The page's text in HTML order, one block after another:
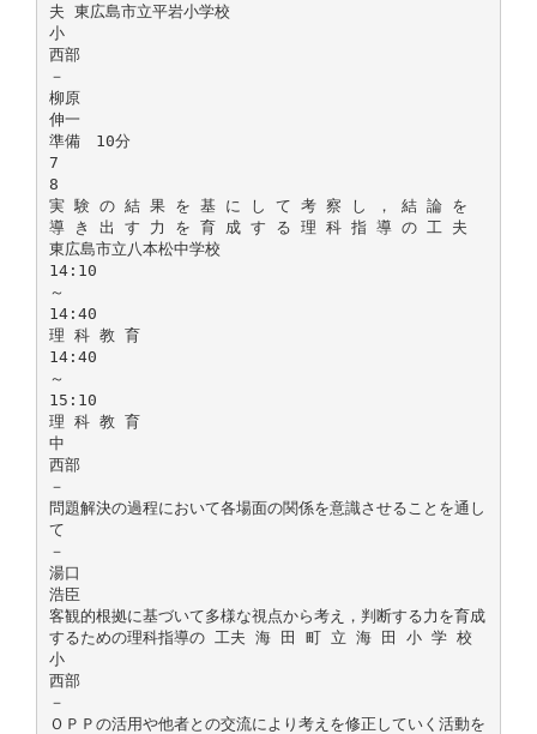
夫 東広島市立平岩小学校
小
西部
－
柳原
伸一
準備 10分
7
8
実 験 の 結 果 を 基 に し て 考 察 し ， 結 論 を
導 き 出 す 力 を 育 成 す る 理 科 指 導 の 工 夫
東広島市立八本松中学校
14:10
～
14:40
理 科 教 育
14:40
～
15:10
理 科 教 育
中
西部
－
問題解決の過程において各場面の関係を意識させることを通し
て
－
湯口
浩臣
客観的根拠に基づいて多様な視点から考え，判断する力を育成
するための理科指導の 工夫 海 田 町 立 海 田 小 学 校
小
西部
－
ＯＰＰの活用や他者との交流により考えを修正していく活動を